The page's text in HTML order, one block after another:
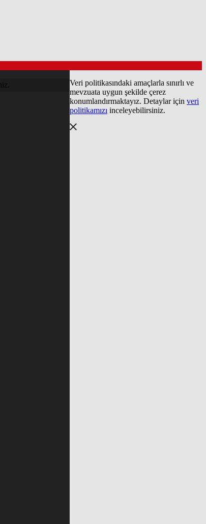
Veri politikasındaki amaçlarla sınırlı ve
mevzuata uygun şekilde çerez
konumlandırmaktayız. Detaylar için veri
politikamızı inceleyebilirsiniz.